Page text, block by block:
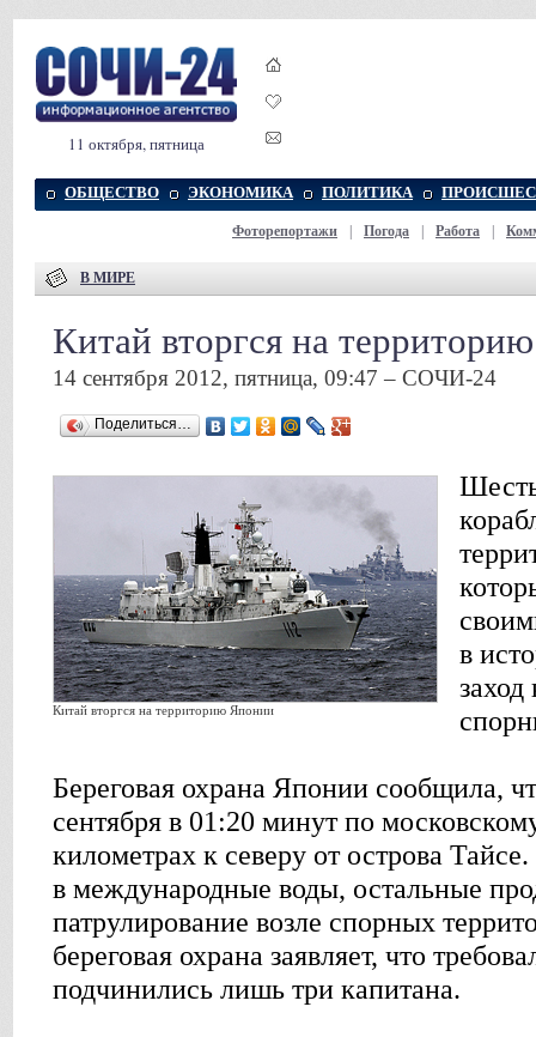
11 октября, пятница
ОБЩЕСТВО ЭКОНОМИКА ПОЛИТИКА
Фоторепортажи Погода Работа
В МИРЕ
Китай вторгся на
14 сентября 2012, пятница, 09:47 – СОЧИ-24
Поделиться…
Китай вторгся на территорию Японии
в
Береговая охрана Японии сообщила,
сентября в 01:20 минут по
километрах к северу от острова
в международные воды, остальные
патрулирование возле спорных
береговая охрана заявляет, что
подчинились лишь три капитана.